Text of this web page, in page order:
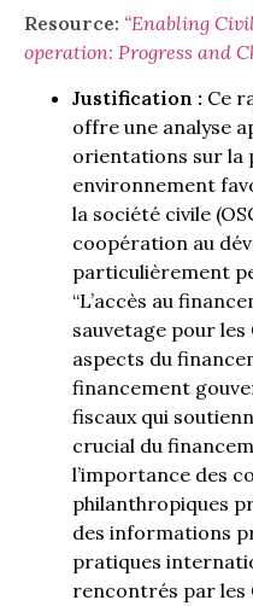
Resource: “Enabling
operation: Progress and
Justification : Ce
offre une analyse
orientations sur la
environnement
la société civile
coopération au
particulièrement
“L’accès au
sauvetage pour les
aspects du
financement
fiscaux qui
crucial du
l’importance des
philanthropiques
des informations
pratiques
rencontrés par les